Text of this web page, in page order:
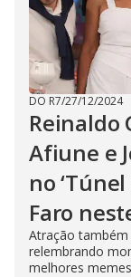
DO R7/27/12/2024
Reinaldo
Afiune e
no
Faro
Atração
relembrando
melhores